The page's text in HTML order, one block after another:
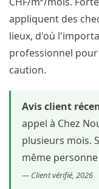
appliquent des
lieux, d'où
professionnel
caution.
Avis client
appel à Chez
plusieurs mois.
même
— Client vérifié, 2026